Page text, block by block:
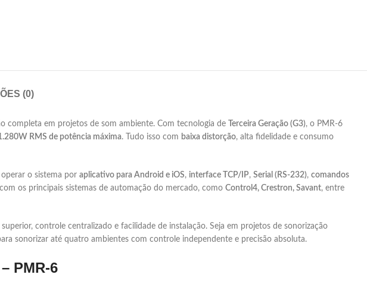
(0)
completa em projetos de som ambiente. Com tecnologia de Terceira Geração (G3), o PMR-6
RMS de potência máxima. Tudo isso com baixa distorção, alta fidelidade e consumo
o sistema por aplicativo para Android e iOS, interface TCP/IP, Serial (RS-232), comandos
os principais sistemas de automação do mercado, como Control4, Crestron, Savant, entre
controle centralizado e facilidade de instalação. Seja em projetos de sonorização
sonorizar até quatro ambientes com controle independente e precisão absoluta.
PMR-6